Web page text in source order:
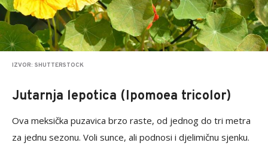
IZVOR: SHUTTERSTOCK
Jutarnja lepotica (Ipomoea tricolor)
Ova meksička puzavica brzo raste, od jednog do tri metra
za jednu sezonu. Voli sunce, ali podnosi i djelimičnu sjenku.